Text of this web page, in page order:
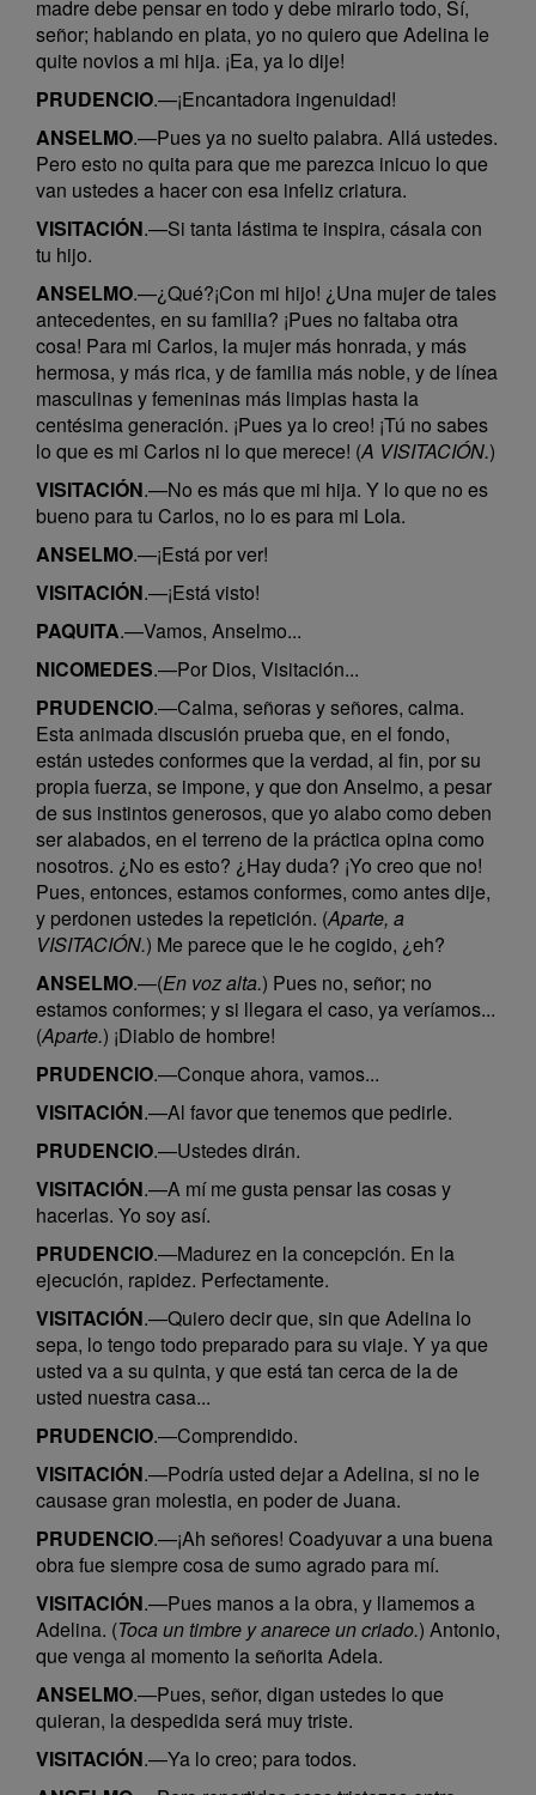
madre debe pensar en todo y debe mirarlo todo, Sí,
señor; hablando en plata, yo no quiero que Adelina le
quite novios a mi hija. ¡Ea, ya lo dije!
PRUDENCIO.—¡Encantadora ingenuidad!
ANSELMO.—Pues ya no suelto palabra. Allá ustedes.
Pero esto no quita para que me parezca inicuo lo que
van ustedes a hacer con esa infeliz criatura.
VISITACIÓN.—Si tanta lástima te inspira, cásala con
tu hijo.
ANSELMO.—¿Qué?¡Con mi hijo! ¿Una mujer de tales
antecedentes, en su familia? ¡Pues no faltaba otra
cosa! Para mi Carlos, la mujer más honrada, y más
hermosa, y más rica, y de familia más noble, y de línea
masculinas y femeninas más limpias hasta la
centésima generación. ¡Pues ya lo creo! ¡Tú no sabes
lo que es mi Carlos ni lo que merece! (A VISITACIÓN.)
VISITACIÓN.—No es más que mi hija. Y lo que no es
bueno para tu Carlos, no lo es para mi Lola.
ANSELMO.—¡Está por ver!
VISITACIÓN.—¡Está visto!
PAQUITA.—Vamos, Anselmo...
NICOMEDES.—Por Dios, Visitación...
PRUDENCIO.—Calma, señoras y señores, calma.
Esta animada discusión prueba que, en el fondo,
están ustedes conformes que la verdad, al fin, por su
propia fuerza, se impone, y que don Anselmo, a pesar
de sus instintos generosos, que yo alabo como deben
ser alabados, en el terreno de la práctica opina como
nosotros. ¿No es esto? ¿Hay duda? ¡Yo creo que no!
Pues, entonces, estamos conformes, como antes dije,
y perdonen ustedes la repetición. (Aparte, a
VISITACIÓN.) Me parece que le he cogido, ¿eh?
ANSELMO.—(En voz alta.) Pues no, señor; no
estamos conformes; y si llegara el caso, ya veríamos...
(Aparte.) ¡Diablo de hombre!
PRUDENCIO.—Conque ahora, vamos...
VISITACIÓN.—Al favor que tenemos que pedirle.
PRUDENCIO.—Ustedes dirán.
VISITACIÓN.—A mí me gusta pensar las cosas y
hacerlas. Yo soy así.
PRUDENCIO.—Madurez en la concepción. En la
ejecución, rapidez. Perfectamente.
VISITACIÓN.—Quiero decir que, sin que Adelina lo
sepa, lo tengo todo preparado para su viaje. Y ya que
usted va a su quinta, y que está tan cerca de la de
usted nuestra casa...
PRUDENCIO.—Comprendido.
VISITACIÓN.—Podría usted dejar a Adelina, si no le
causase gran molestia, en poder de Juana.
PRUDENCIO.—¡Ah señores! Coadyuvar a una buena
obra fue siempre cosa de sumo agrado para mí.
VISITACIÓN.—Pues manos a la obra, y llamemos a
Adelina. (Toca un timbre y anarece un criado.) Antonio,
que venga al momento la señorita Adela.
ANSELMO.—Pues, señor, digan ustedes lo que
quieran, la despedida será muy triste.
VISITACIÓN.—Ya lo creo; para todos.